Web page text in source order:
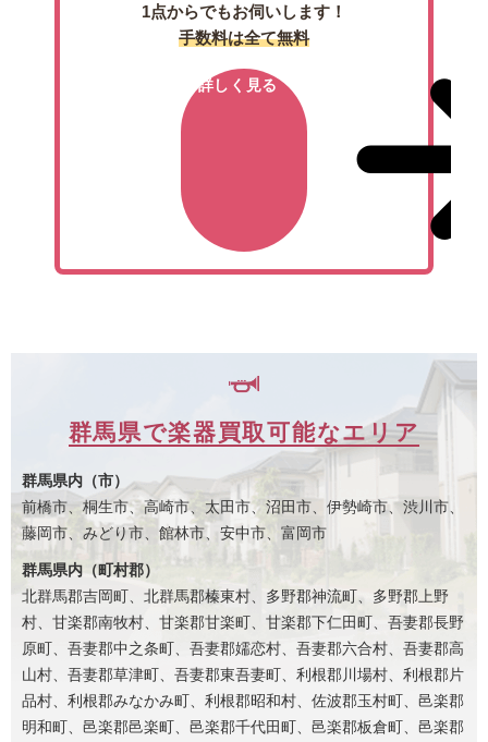
1点からでもお伺いします！
手数料は全て無料
詳しく見る
群馬県で楽器買取可能なエリア
群馬県内（市）
前橋市、桐生市、高崎市、太田市、沼田市、伊勢崎市、渋川市、
藤岡市、みどり市、館林市、安中市、富岡市
群馬県内（町村郡）
北群馬郡吉岡町、北群馬郡榛東村、多野郡神流町、多野郡上野
村、甘楽郡南牧村、甘楽郡甘楽町、甘楽郡下仁田町、吾妻郡長野
原町、吾妻郡中之条町、吾妻郡嬬恋村、吾妻郡六合村、吾妻郡高
山村、吾妻郡草津町、吾妻郡東吾妻町、利根郡川場村、利根郡片
品村、利根郡みなかみ町、利根郡昭和村、佐波郡玉村町、邑楽郡
明和町、邑楽郡邑楽町、邑楽郡千代田町、邑楽郡板倉町、邑楽郡